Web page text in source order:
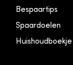
Bespaartips
Spaardoelen
Huishoudboekje